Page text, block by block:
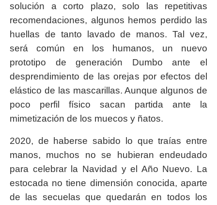
solución a corto plazo, solo las repetitivas
recomendaciones, algunos hemos perdido las
huellas de tanto lavado de manos. Tal vez,
será común en los humanos, un nuevo
prototipo de generación Dumbo ante el
desprendimiento de las orejas por efectos del
elástico de las mascarillas. Aunque algunos de
poco perfil físico sacan partida ante la
mimetización de los muecos y ñatos.
2020, de haberse sabido lo que traías entre
manos, muchos no se hubieran endeudado
para celebrar la Navidad y el Año Nuevo. La
estocada no tiene dimensión conocida, aparte
de las secuelas que quedarán en todos los